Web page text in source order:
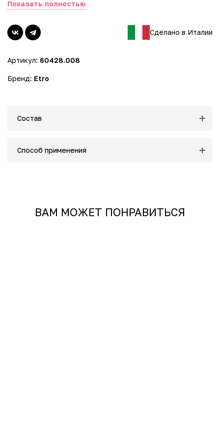
удивительном сказании о фантазии. Текстура Геля
Udapuir начинается с чистого и радостного объятия
жасмина Самбак, выращенного и собранного в землях
бодрость и свежесть в гармонии с розовым перцем и
магнолией. В аромате Геля сочетается нежность
гардении и цветка лотоса, сопровождаемая жасмином, а
акцент.
Показать полностью
Сделано в Италии
Артикул: 60428.008
Бренд: Etro
Состав
Способ применения
ВАМ МОЖЕТ ПОНРАВИТЬСЯ